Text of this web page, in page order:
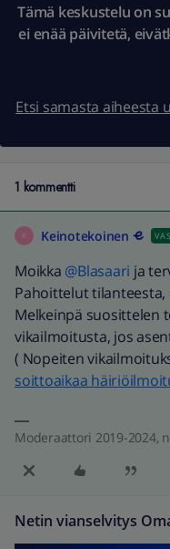
Tämä keskustelu on
ei enää päivitetä,
Etsi samasta aiheesta
1 kommentti
K Keinotekoinen
Moikka @Blasaari ja
Pahoittelut tilanteesta,
Melkeinpä suosittelen
vikailmoitusta, jos
( Nopeiten
soittoaikaa
Moderaattori 2019-2024,
Netin vianselvitys